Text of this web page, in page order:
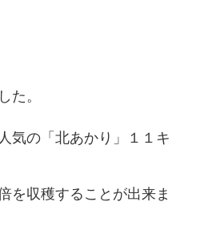
た。
気の「北あかり」１１キ
を収穫することが出来ま